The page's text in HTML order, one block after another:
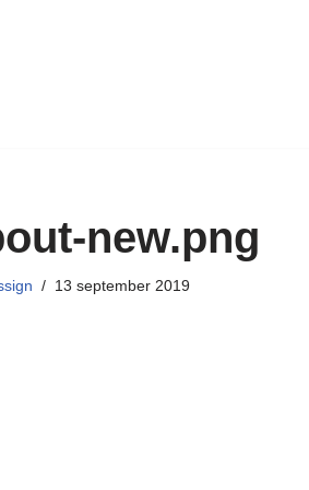
new.png
13 september 2019